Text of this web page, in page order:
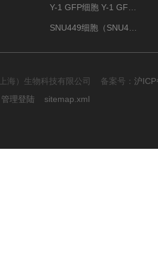
海）生物科技有限公司 备案号： 沪
管理登陆 sitemap.xml